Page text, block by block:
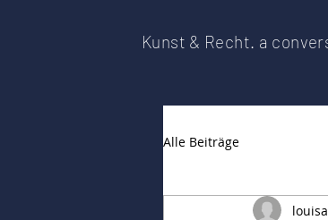
Kunst & Recht. a
Alle Beiträge